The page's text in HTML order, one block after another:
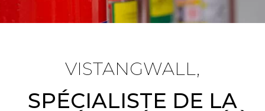
VISTANGWALL,
SPÉCIALISTE DE LA